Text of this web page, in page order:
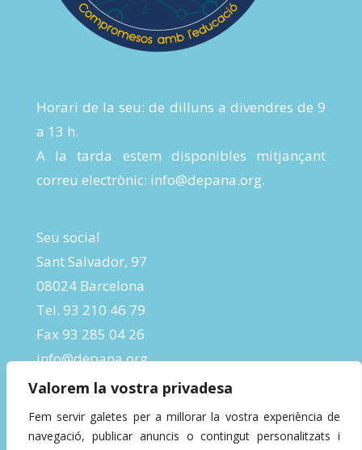
Valorem la vostra privadesa
Fem servir galetes per a millorar la vostra experiència de
navegació, publicar anuncis o contingut personalitzats i
Horari de la seu: de dilluns a divendres de 9
a 13 h.
A la tarda estem disponibles mitjançant
correu electrònic: info@depana.org.
Seu social
Sant Salvador, 97
08024 Barcelona
Tel. 93 210 46 79
Fax 93 285 04 26
info@depana.org